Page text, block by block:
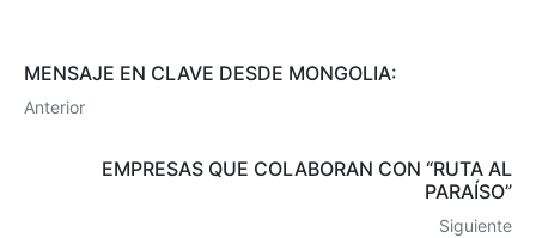
MENSAJE EN CLAVE DESDE MONGOLIA:
Anterior
EMPRESAS QUE COLABORAN CON “RUTA AL
PARAÍSO”
Siguiente